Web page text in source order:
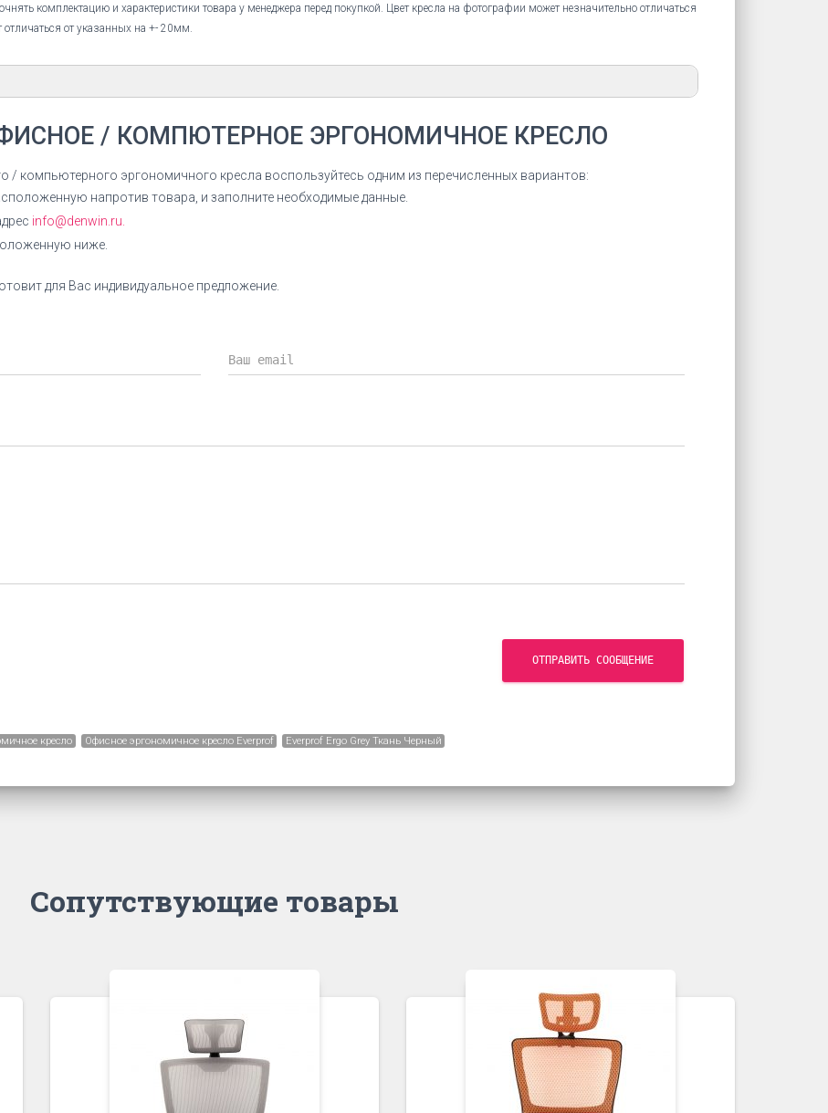
комплектацию и характеристики товара у менеджера перед покупкой. Цвет кресла на фотографии может незначительно отличаться
от указанных на +- 20мм.
Ergo
Кресло офисное Everprof Ergo Grey
СКАЧАТЬ ИНСТРУКЦИЮ
Дилерский сертификат компании
/ КОМПЮТЕРНОЕ ЭРГОНОМИЧНОЕ КРЕСЛО
/ компьютерного эргономичного кресла воспользуйтесь одним из перечисленных вариантов:
напротив товара, и заполните необходимые данные.
info@denwin.ru.
ниже.
для Вас индивидуальное предложение.
ОТПРАВИТЬ СООБЩЕНИЕ
кресло Офисное эргономичное кресло Everprof Everprof Ergo Grey Ткань Черный
Сопутствующие товары